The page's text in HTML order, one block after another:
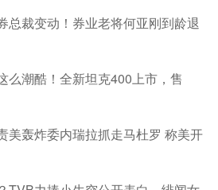
总裁变动！券业老将何亚刚到龄退
么潮酷！全新坦克400上市，售
美轰炸委内瑞拉抓走马杜罗 称美开